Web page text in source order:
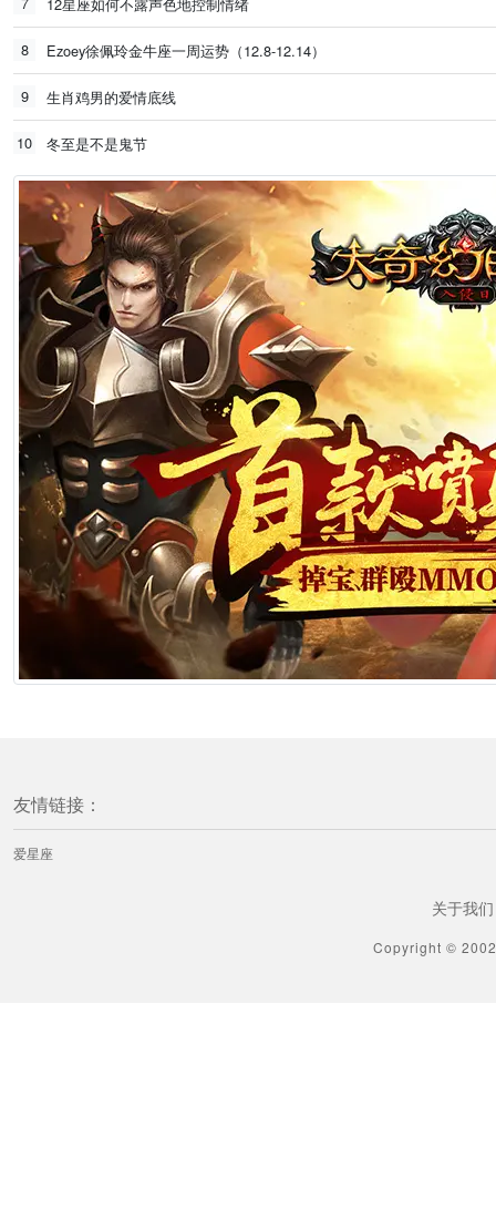
8 Ezoey徐佩玲金牛座一周运势（12.8-12.14）
9 生肖鸡男的爱情底线
10 冬至是不是鬼节
友情链接：
爱星座
关于我们
Copyright ©